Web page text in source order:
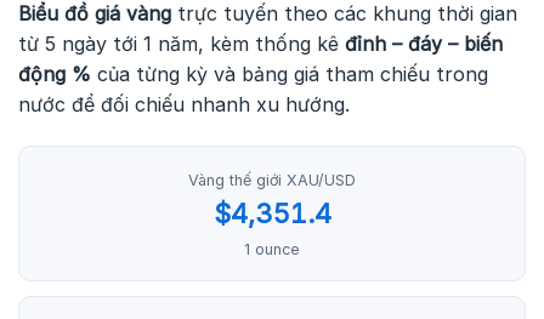
Biểu đồ giá vàng trực tuyến theo các khung thời gian
từ 5 ngày tới 1 năm, kèm thống kê đỉnh – đáy – biến
động % của từng kỳ và bảng giá tham chiếu trong
nước để đối chiếu nhanh xu hướng.
Vàng thế giới XAU/USD
$4,351.4
1 ounce